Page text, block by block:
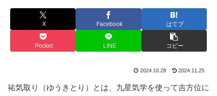
X Facebook はてブ
Pocket LINE コピー
2024.10.28 2024.11.25
祐気取り（ゆうきとり）とは、九星気学を使って吉方位に